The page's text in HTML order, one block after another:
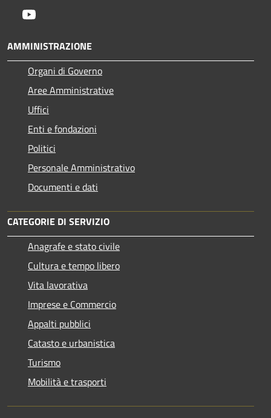
AMMINISTRAZIONE
Organi di Governo
Aree Amministrative
Uffici
Enti e fondazioni
Politici
Personale Amministrativo
Documenti e dati
CATEGORIE DI SERVIZIO
Anagrafe e stato civile
Cultura e tempo libero
Vita lavorativa
Imprese e Commercio
Appalti pubblici
Catasto e urbanistica
Turismo
Mobilità e trasporti